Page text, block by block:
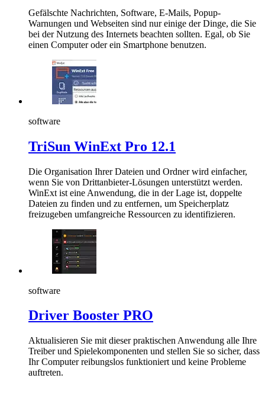
Gefälschte Nachrichten, Software, E-Mails, Popup-
Warnungen und Webseiten sind nur einige der Dinge, die Sie
bei der Nutzung des Internets beachten sollten. Egal, ob Sie
einen Computer oder ein Smartphone benutzen.
software
TriSun WinExt Pro 12.1
Die Organisation Ihrer Dateien und Ordner wird einfacher,
wenn Sie von Drittanbieter-Lösungen unterstützt werden.
WinExt ist eine Anwendung, die in der Lage ist, doppelte
Dateien zu finden und zu entfernen, um Speicherplatz
freizugeben umfangreiche Ressourcen zu identifizieren.
software
Driver Booster PRO
Aktualisieren Sie mit dieser praktischen Anwendung alle Ihre
Treiber und Spielekomponenten und stellen Sie so sicher, dass
Ihr Computer reibungslos funktioniert und keine Probleme
auftreten.